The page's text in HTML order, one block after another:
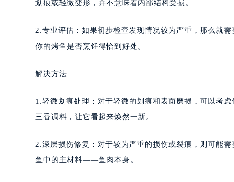
划痕或轻微变形，并不意味着内部结构受损。
2.专业评估：如果初步检查发现情况较为严重，那么就
你的烤鱼是否烹饪得恰到好处。
解决方法
1.轻微划痕处理：对于轻微的划痕和表面磨损，可以考
三香调料，让它看起来焕然一新。
2.深层损伤修复：对于较为严重的损伤或裂痕，则可能
鱼中的主材料——鱼肉本身。